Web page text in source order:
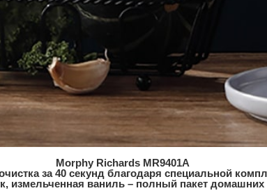
Morphy Richards MR9401A
за 40 секунд благодаря специальной
измельченная ваниль – полный пакет